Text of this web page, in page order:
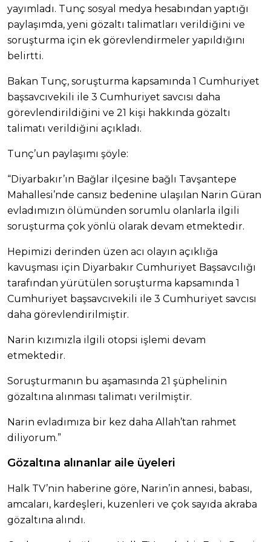
yayımladı. Tunç sosyal medya hesabından yaptığı
paylaşımda, yeni gözaltı talimatları verildiğini ve
soruşturma için ek görevlendirmeler yapıldığını
belirtti.
Bakan Tunç, soruşturma kapsamında 1 Cumhuriyet
başsavcıvekili ile 3 Cumhuriyet savcısı daha
görevlendirildiğini ve 21 kişi hakkında gözaltı
talimatı verildiğini açıkladı.
Tunç’un paylaşımı şöyle:
“Diyarbakır’ın Bağlar ilçesine bağlı Tavşantepe
Mahallesi’nde cansız bedenine ulaşılan Narin Güran
evladımızın ölümünden sorumlu olanlarla ilgili
soruşturma çok yönlü olarak devam etmektedir.
Hepimizi derinden üzen acı olayın açıklığa
kavuşması için Diyarbakır Cumhuriyet Başsavcılığı
tarafından yürütülen soruşturma kapsamında 1
Cumhuriyet başsavcıvekili ile 3 Cumhuriyet savcısı
daha görevlendirilmiştir.
Narin kızımızla ilgili otopsi işlemi devam
etmektedir.
Soruşturmanın bu aşamasında 21 şüphelinin
gözaltına alınması talimatı verilmiştir.
Narin evladımıza bir kez daha Allah’tan rahmet
diliyorum.”
Gözaltına alınanlar aile üyeleri
Halk TV’nin haberine göre, Narin’in annesi, babası,
amcaları, kardeşleri, kuzenleri ve çok sayıda akraba
gözaltına alındı.